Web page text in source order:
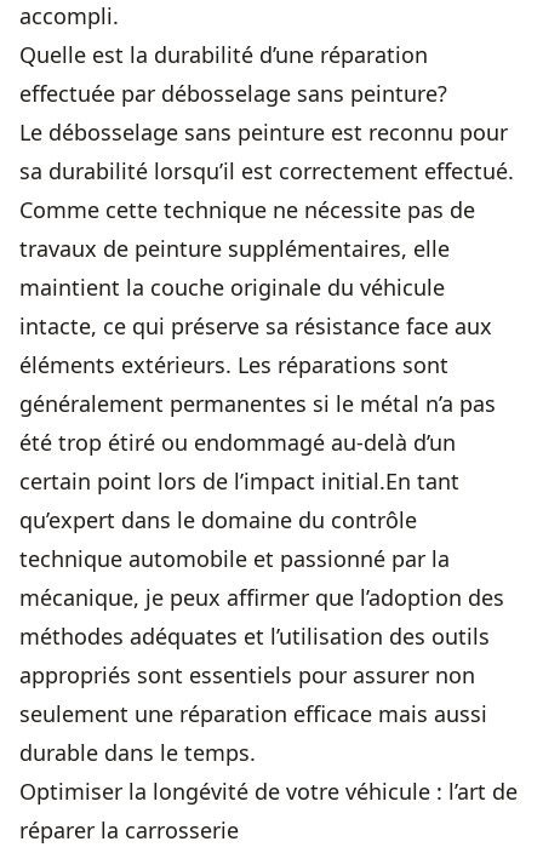
accompli.
Quelle est la durabilité d’une réparation
effectuée par débosselage sans peinture?
Le débosselage sans peinture est reconnu pour
sa durabilité lorsqu’il est correctement effectué.
Comme cette technique ne nécessite pas de
travaux de peinture supplémentaires, elle
maintient la couche originale du véhicule
intacte, ce qui préserve sa résistance face aux
éléments extérieurs. Les réparations sont
généralement permanentes si le métal n’a pas
été trop étiré ou endommagé au-delà d’un
certain point lors de l’impact initial.En tant
qu’expert dans le domaine du contrôle
technique automobile et passionné par la
mécanique, je peux affirmer que l’adoption des
méthodes adéquates et l’utilisation des outils
appropriés sont essentiels pour assurer non
seulement une réparation efficace mais aussi
durable dans le temps.
Optimiser la longévité de votre véhicule : l’art de
réparer la carrosserie